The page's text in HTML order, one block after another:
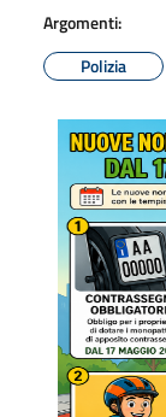
Argomenti:
Polizia